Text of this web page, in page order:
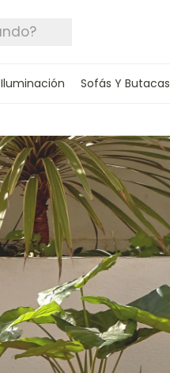
Iluminación Sofás Y Butacas